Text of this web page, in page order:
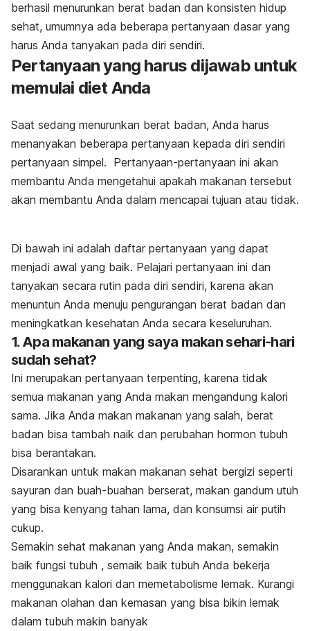
berhasil menurunkan berat badan dan konsisten hidup
sehat, umumnya ada beberapa pertanyaan dasar yang
harus Anda tanyakan pada diri sendiri.
Pertanyaan yang harus dijawab untuk
memulai diet Anda
Saat sedang menurunkan berat badan, Anda harus
menanyakan beberapa pertanyaan kepada diri sendiri
pertanyaan simpel. Pertanyaan-pertanyaan ini akan
membantu Anda mengetahui apakah makanan tersebut
akan membantu Anda dalam mencapai tujuan atau tidak.
Di bawah ini adalah daftar pertanyaan yang dapat
menjadi awal yang baik. Pelajari pertanyaan ini dan
tanyakan secara rutin pada diri sendiri, karena akan
menuntun Anda menuju pengurangan berat badan dan
meningkatkan kesehatan Anda secara keseluruhan.
1. Apa makanan yang saya makan sehari-hari
sudah sehat?
Ini merupakan pertanyaan terpenting, karena tidak
semua makanan yang Anda makan mengandung kalori
sama. Jika Anda makan makanan yang salah, berat
badan bisa tambah naik dan perubahan hormon tubuh
bisa berantakan.
Disarankan untuk makan makanan sehat bergizi seperti
sayuran dan buah-buahan berserat, makan gandum utuh
yang bisa kenyang tahan lama, dan konsumsi air putih
cukup.
Semakin sehat makanan yang Anda makan, semakin
baik fungsi tubuh , semaik baik tubuh Anda bekerja
menggunakan kalori dan memetabolisme lemak. Kurangi
makanan olahan dan kemasan yang bisa bikin lemak
dalam tubuh makin banyak